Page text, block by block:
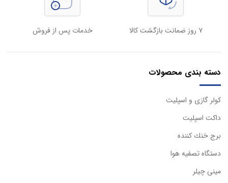
۷ روز ضمانت بازگشت کالا خدمات پس از فروش
دسته بندی محصولات
كولر گازی و اسپليت
داكت اسپليت
برج خنك كننده
دستگاه تصفيه هوا
مینی چیلر